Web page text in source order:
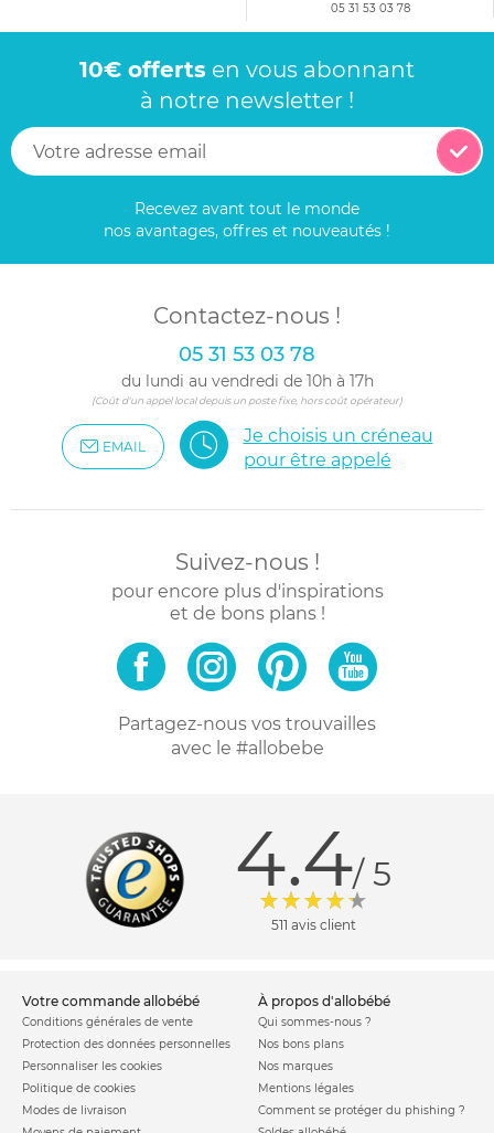
05 31 53 03 78
10€ offerts en vous abonnant
à notre newsletter !
Recevez avant tout le monde
nos avantages, offres et nouveautés !
Contactez-nous !
05 31 53 03 78
du lundi au vendredi de 10h à 17h
(Coût d'un appel local depuis un poste fixe, hors coût opérateur)
EMAIL
Je choisis un créneau
pour être appelé
Suivez-nous !
pour encore plus d'inspirations
et de bons plans !
Partagez-nous vos trouvailles
avec le #allobebe
4.4/ 5
511 avis client
votre commande allobébé
Conditions générales de vente
Protection des données personnelles
Personnaliser les cookies
Politique de cookies
Modes de livraison
à propos d'allobébé
Qui sommes-nous ?
Nos bons plans
Nos marques
Mentions légales
Comment se protéger du phishing ?